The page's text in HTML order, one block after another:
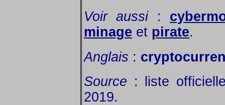
Voir aussi:
minage et pirate.
Anglais :
Source : liste
2019.